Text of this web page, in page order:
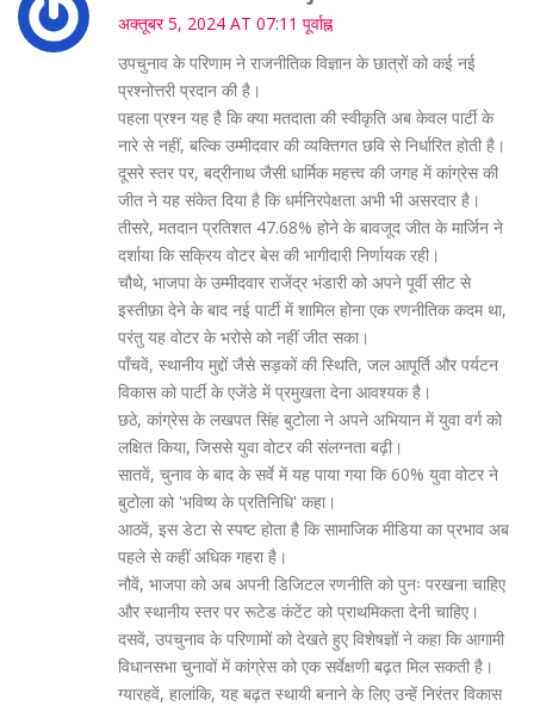
अक्तूबर 5, 2024 AT 07:11 पूर्वाह्न
उपचुनाव के परिणाम ने राजनीतिक विज्ञान के छात्रों को कई नई
प्रश्नोत्तरी प्रदान की है।
पहला प्रश्न यह है कि क्या मतदाता की स्वीकृति अब केवल पार्टी के
नारे से नहीं, बल्कि उम्मीदवार की व्यक्तिगत छवि से निर्धारित होती है।
दूसरे स्तर पर, बद्रीनाथ जैसी धार्मिक महत्त्व की जगह में कांग्रेस की
जीत ने यह संकेत दिया है कि धर्मनिरपेक्षता अभी भी असरदार है।
तीसरे, मतदान प्रतिशत 47.68% होने के बावजूद जीत के मार्जिन ने
दर्शाया कि सक्रिय वोटर बेस की भागीदारी निर्णायक रही।
चौथे, भाजपा के उम्मीदवार राजेंद्र भंडारी को अपने पूर्वी सीट से
इस्तीफ़ा देने के बाद नई पार्टी में शामिल होना एक रणनीतिक कदम था,
परंतु यह वोटर के भरोसे को नहीं जीत सका।
पाँचवें, स्थानीय मुद्दों जैसे सड़कों की स्थिति, जल आपूर्ति और पर्यटन
विकास को पार्टी के एजेंडे में प्रमुखता देना आवश्यक है।
छठे, कांग्रेस के लखपत सिंह बुटोला ने अपने अभियान में युवा वर्ग को
लक्षित किया, जिससे युवा वोटर की संलग्नता बढ़ी।
सातवें, चुनाव के बाद के सर्वे में यह पाया गया कि 60% युवा वोटर ने
बुटोला को 'भविष्य के प्रतिनिधि' कहा।
आठवें, इस डेटा से स्पष्ट होता है कि सामाजिक मीडिया का प्रभाव अब
पहले से कहीं अधिक गहरा है।
नौवें, भाजपा को अब अपनी डिजिटल रणनीति को पुनः परखना चाहिए
और स्थानीय स्तर पर रूटेड कंटेंट को प्राथमिकता देनी चाहिए।
दसवें, उपचुनाव के परिणामों को देखते हुए विशेषज्ञों ने कहा कि आगामी
विधानसभा चुनावों में कांग्रेस को एक सर्वेक्षणी बढ़त मिल सकती है।
ग्यारहवें, हालांकि, यह बढ़त स्थायी बनाने के लिए उन्हें निरंतर विकास